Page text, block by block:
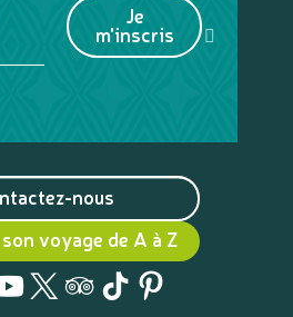
Je
m'inscris
nous
voyage de A à Z